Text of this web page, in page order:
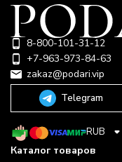
8-800-101-31-12
+7-963-973-84-63
zakaz@podari.vip
Telegram
RUB
Каталог товаров